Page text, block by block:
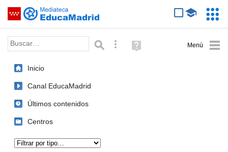
Saltar navegación
Palabra o frase: Búsqueda avanzada
Ayuda
(en
Inicio
Canal EducaMadrid
Últimos contenidos
Centros